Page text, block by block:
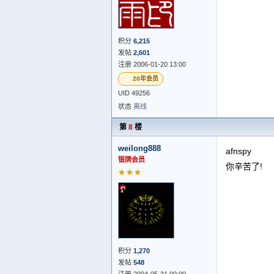
积分 6,215
发帖 2,601
注册 2006-01-20 13:00
20年会员
UID 49256
状态 离线
第 8 楼
weilong888
银牌会员
★★★
积分 1,270
发帖 548
afnspy
你辛苦了!